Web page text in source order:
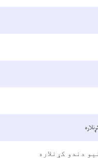
دندو کړنلاره